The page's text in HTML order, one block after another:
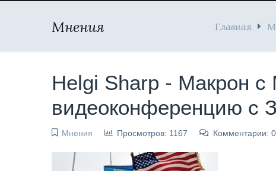
Мнения Главная
Helgi Sharp - Макрон с
видеоконференцию с
Мнения Просмотров: 1167 Комментарии: 0